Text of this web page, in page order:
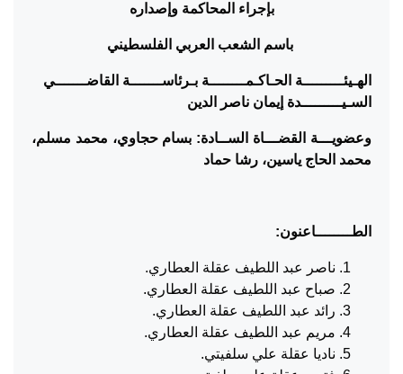
بإجراء المحاكمة وإصداره
باسم الشعب العربي الفلسطيني
الهـيئـــــــــة الحـاكـمــــــــة بـرئاســـــــة القاضـــــــي
السـيـــــــــدة إيمان ناصر الدين
وعضويـــة القضـــاة الســادة: بسام حجاوي، محمد مسلم،
محمد الحاج ياسين، رشا حماد
الطــــــــاعنون:
ناصر عبد اللطيف عقلة العطاري.
صباح عبد اللطيف عقلة العطاري.
رائد عبد اللطيف عقلة العطاري.
مريم عبد اللطيف عقلة العطاري.
ناديا عقلة علي سلفيتي.